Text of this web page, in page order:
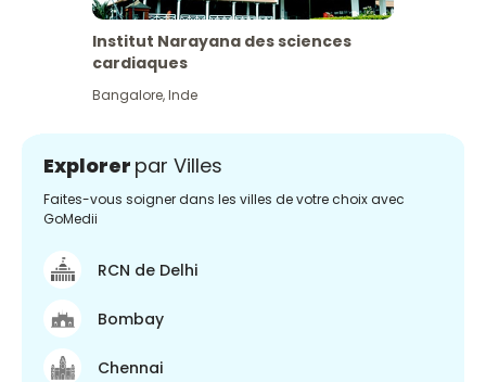
Institut Narayana des sciences
cardiaques
Bangalore,Inde
Explorer par Villes
Faites-vous soigner dans les villes de votre choix avec
GoMedii
RCN de Delhi
Bombay
Chennai